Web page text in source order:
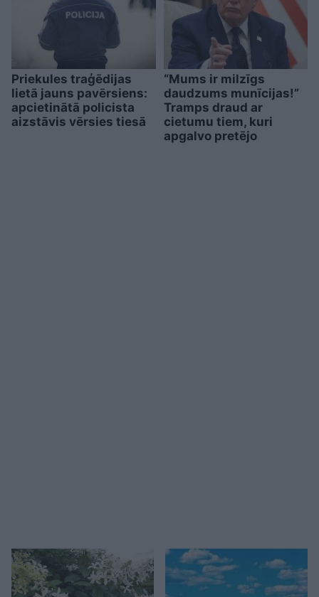
Priekules traģēdijas
lietā jauns pavērsiens:
apcietinātā policista
aizstāvis vērsies tiesā
“Mums ir milzīgs
daudzums munīcijas!”
Tramps draud ar
cietumu tiem, kuri
apgalvo pretējo